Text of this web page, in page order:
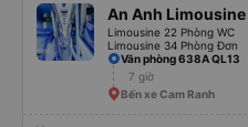
An Anh Limousine
Limousine 22 Phòng WC
Limousine 34 Phòng Đơn
Văn phòng 638A QL13
7 giờ
Bến xe Cam Ranh